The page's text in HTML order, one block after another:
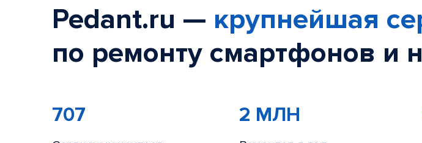
Pedant.ru — крупнейшая
по ремонту смартфонов и
707 2 МЛН